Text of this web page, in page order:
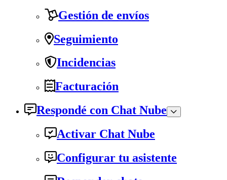
Gestión de envíos
Seguimiento
Incidencias
Facturación
Respondé con Chat Nube
Activar Chat Nube
Configurar tu asistente